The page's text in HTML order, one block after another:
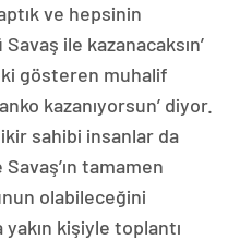
ve hepsinin
ile kazanacaksın’
gösteren muhalif
kazanıyorsun’ diyor.
sahibi insanlar da
tamamen
olabileceğini
kişiyle toplantı